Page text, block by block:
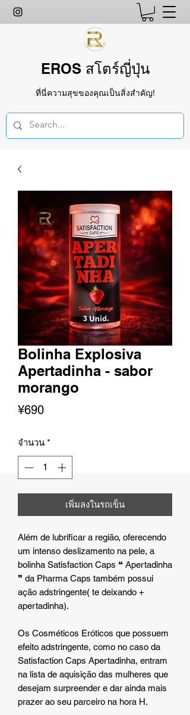
EROS สโตร์ญี่ปุ่น
ที่นี่ความสุขของคุณเป็นสิ่งสำคัญ!
Bolinha Explosiva
Apertadinha - sabor
morango
¥690ราคา
จำนวน *
เพิ่มลงในรถเข็น
Além de lubrificar a região, oferecendo
um intenso deslizamento na pele, a
bolinha Satisfaction Caps ❝ Apertadinha
❞ da Pharma Caps também possui
ação adstringente( te deixando +
apertadinha).
Os Cosméticos Eróticos que possuem
efeito adstringente, como no caso da
Satisfaction Caps Apertadinha, entram
na lista de aquisição das mulheres que
desejam surpreender e dar ainda mais
prazer ao seu parceiro na hora H.